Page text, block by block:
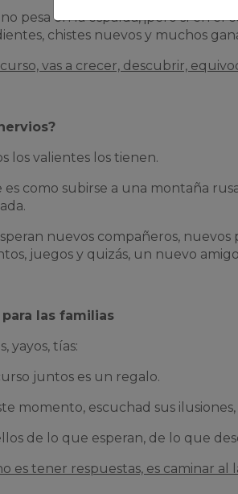
pesa en la espalda, ¡pero sí en
chistes nuevos y muchos
vas a crecer, descubrir,
los valientes los tienen.
es como subirse a una montaña
nuevos compañeros,
juegos y quizás, un nuevo
las familias
yayos, tías:
juntos es un regalo.
momento, escuchad sus
de lo que esperan, de lo que
es tener respuestas, es caminar al